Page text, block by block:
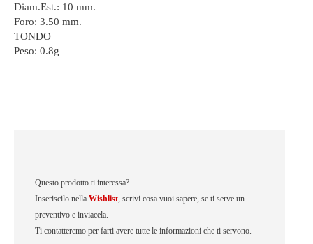
Questo prodotto ti interessa?
Inseriscilo nella Wishlist, scrivi cosa vuoi sapere, se ti serve un
preventivo e inviacela.
Ti contatteremo per farti avere tutte le informazioni che ti servono.
Diam.Est.: 10 mm.
Foro: 3.50 mm.
TONDO
Peso: 0.8g